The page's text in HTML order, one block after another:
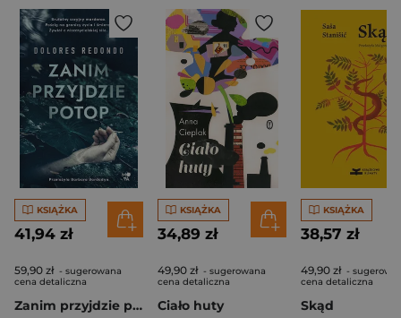
KSIĄŻKA
41,94 zł
59,90 zł - sugerowana
cena detaliczna
Zanim przyjdzie potop
KSIĄŻKA
34,89 zł
49,90 zł - sugerowana
cena detaliczna
Ciało huty
KSIĄŻKA
38,57 zł
49,90 zł -
cena detaliczna
Skąd